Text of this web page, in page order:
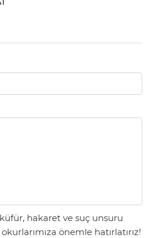
hakaret ve suç unsuru
önemle hatırlatırız!